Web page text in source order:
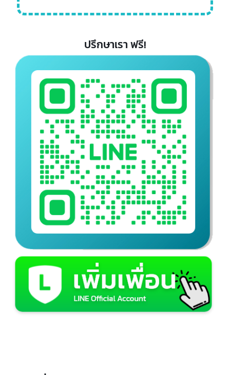
เงิน ขายลิขสิทธิ์ให้ผู้อื่นใช้งาน หรือร่วมทุนกับพันธมิตรทางธุรกิจได้
ในแง่ของการค้าออนไลน์หรือ E-commerce นั้น
เครื่องหมายการค้าจีนจึงเป็นสิ่งสำคัญที่ผู้ประกอบการไม่ควร
มองข้าม เนื่องจากจะช่วยเสริมสร้างความแข็งแกร่งและเพิ่ม
โอกาสความสำเร็จในการแข่งขันบนโลกออนไลน์ที่มีการแข่งขัน
สูงในปัจจุบัน
ปรึกษาเรา ฟรี!